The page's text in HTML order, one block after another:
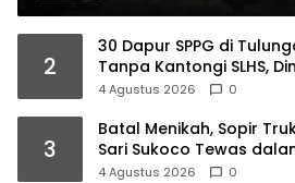
2
30 Dapur SPPG di
Tanpa Kantongi SLHS,
Percepatan Izin
4 Agustus 2026 0
3
Batal Menikah, Sopir
Sari Sukoco Tewas
Mutiara 2
4 Agustus 2026 0